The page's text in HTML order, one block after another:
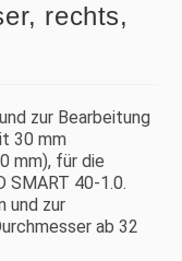
rechts,
zur Bearbeitung
30 mm
mm), für die
SMART 40-1.0.
und zur
ab 32